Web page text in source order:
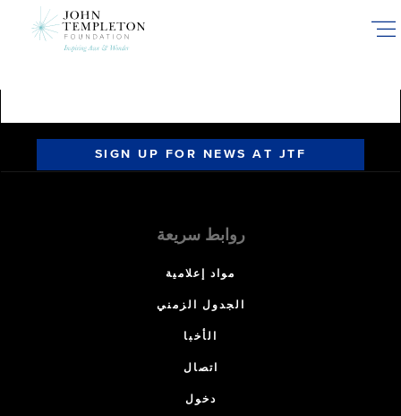
SIGN UP FOR NEWS AT JTF
روابط سريعة
مواد إعلامية
الجدول الزمني
الأخبا
اتصال
دخول